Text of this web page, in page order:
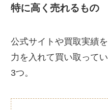
特に高く売れるもの
公式サイトや買取実績
力を入れて買い取って
3つ。